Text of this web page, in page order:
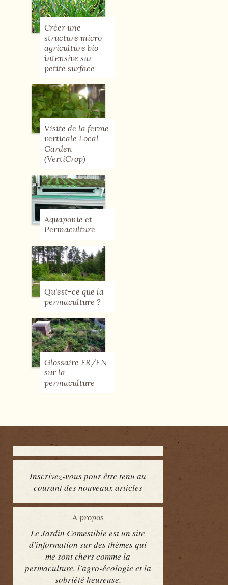
Créer une
structure micro-
agriculture bio-
intensive sur
petite surface
Visite de la ferme
verticale Local
Garden
(VertiCrop)
Aquaponie et
Permaculture
Qu'est-ce que la
permaculture ?
Glossaire FR/EN
sur la
permaculture
Inscrivez-vous pour être tenu au
courant des nouveaux articles
A propos
Le Jardin Comestible est un site
d'information sur des thèmes qui
me sont chers comme la
permaculture, l'agro-écologie et la
sobriété heureuse.